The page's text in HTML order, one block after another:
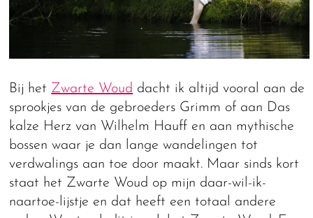
Bij het Zwarte Woud dacht ik altijd vooral aan de
sprookjes van de gebroeders Grimm of aan Das
kalze Herz van Wilhelm Hauff en aan mythische
bossen waar je dan lange wandelingen tot
verdwalings aan toe door maakt. Maar sinds kort
staat het Zwarte Woud op mijn daar-wil-ik-
naartoe-lijstje en dat heeft een totaal andere